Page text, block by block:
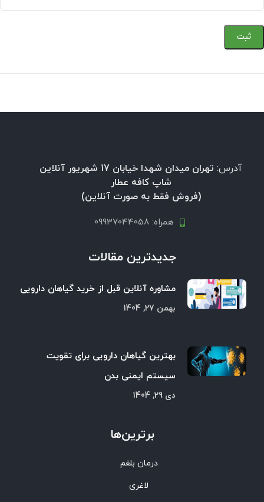
آدرس:
تهران میدان شهدا خیابان 17 شهریور آنلاین
شاپ کافه عطار
(فروش فقط به صورت آنلاین)
همراه: 09937044058
جدیدترین مقالات
مشاوره آنلاین قبل از خرید گیاهان دارویی
بهمن 27, 1404
بهترین گیاهان دارویی برای تقویت
سیستم ایمنی بدن
دی 29, 1404
برترین‌ها
درمان بلغم
لاغری